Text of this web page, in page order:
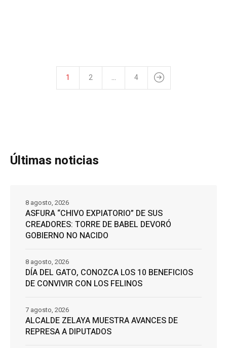
1 2 … 4
Últimas noticias
ASFURA “CHIVO EXPIATORIO” DE SUS
CREADORES: TORRE DE BABEL DEVORÓ
GOBIERNO NO NACIDO
8 agosto, 2026
DÍA DEL GATO, CONOZCA LOS 10 BENEFICIOS
DE CONVIVIR CON LOS FELINOS
8 agosto, 2026
ALCALDE ZELAYA MUESTRA AVANCES DE
REPRESA A DIPUTADOS
7 agosto, 2026